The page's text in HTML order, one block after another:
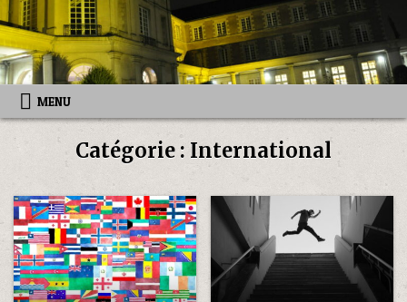
Skip
to
content
MENU
Catégorie : International